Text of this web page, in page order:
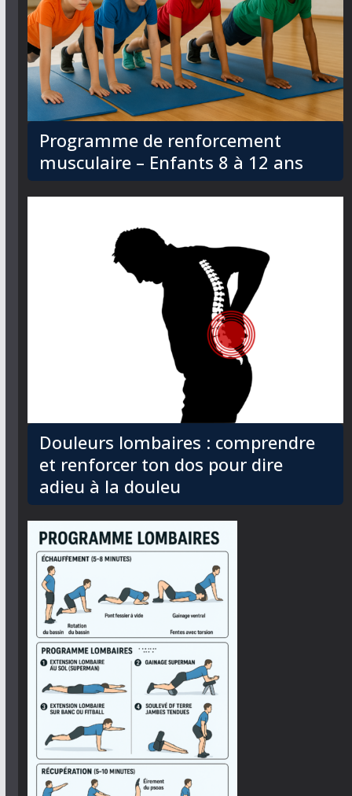
Programme de renforcement
musculaire – Enfants 8 à 12 ans
Douleurs lombaires : comprendre
et renforcer ton dos pour dire
adieu à la douleu